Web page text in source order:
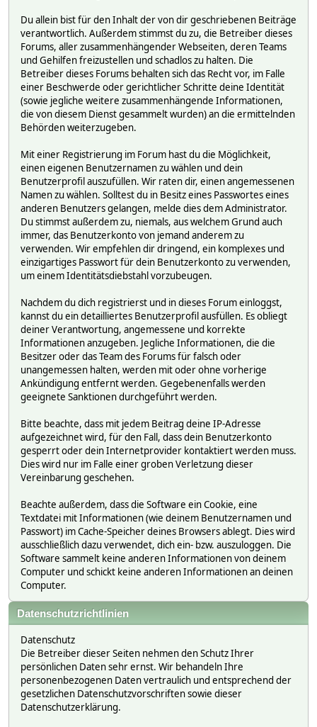
Du allein bist für den Inhalt der von dir geschriebenen Beiträge
verantwortlich. Außerdem stimmst du zu, die Betreiber dieses
Forums, aller zusammenhängender Webseiten, deren Teams
und Gehilfen freizustellen und schadlos zu halten. Die
Betreiber dieses Forums behalten sich das Recht vor, im Falle
einer Beschwerde oder gerichtlicher Schritte deine Identität
(sowie jegliche weitere zusammenhängende Informationen,
die von diesem Dienst gesammelt wurden) an die ermittelnden
Behörden weiterzugeben.
Mit einer Registrierung im Forum hast du die Möglichkeit,
einen eigenen Benutzernamen zu wählen und dein
Benutzerprofil auszufüllen. Wir raten dir, einen angemessenen
Namen zu wählen. Solltest du in Besitz eines Passwortes eines
anderen Benutzers gelangen, melde dies dem Administrator.
Du stimmst außerdem zu, niemals, aus welchem Grund auch
immer, das Benutzerkonto von jemand anderem zu
verwenden. Wir empfehlen dir dringend, ein komplexes und
einzigartiges Passwort für dein Benutzerkonto zu verwenden,
um einem Identitätsdiebstahl vorzubeugen.
Nachdem du dich registrierst und in dieses Forum einloggst,
kannst du ein detailliertes Benutzerprofil ausfüllen. Es obliegt
deiner Verantwortung, angemessene und korrekte
Informationen anzugeben. Jegliche Informationen, die die
Besitzer oder das Team des Forums für falsch oder
unangemessen halten, werden mit oder ohne vorherige
Ankündigung entfernt werden. Gegebenenfalls werden
geeignete Sanktionen durchgeführt werden.
Bitte beachte, dass mit jedem Beitrag deine IP-Adresse
aufgezeichnet wird, für den Fall, dass dein Benutzerkonto
gesperrt oder dein Internetprovider kontaktiert werden muss.
Dies wird nur im Falle einer groben Verletzung dieser
Vereinbarung geschehen.
Beachte außerdem, dass die Software ein Cookie, eine
Textdatei mit Informationen (wie deinem Benutzernamen und
Passwort) im Cache-Speicher deines Browsers ablegt. Dies wird
ausschließlich dazu verwendet, dich ein- bzw. auszuloggen. Die
Software sammelt keine anderen Informationen von deinem
Computer und schickt keine anderen Informationen an deinen
Computer.
Datenschutzrichtlinien
Datenschutz
Die Betreiber dieser Seiten nehmen den Schutz Ihrer
persönlichen Daten sehr ernst. Wir behandeln Ihre
personenbezogenen Daten vertraulich und entsprechend der
gesetzlichen Datenschutzvorschriften sowie dieser
Datenschutzerklärung.